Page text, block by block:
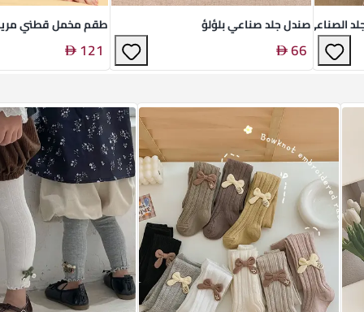
الصناعيصندل جلد صناعي بلؤلؤ
66
طقم مخمل قطني
121